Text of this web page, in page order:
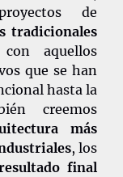
de
tradicionales
aquellos
que se han
hasta la
creemos
más
, los
final